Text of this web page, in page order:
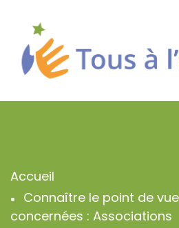
contenu
principal
Fil
d'Ariane
Accueil
Connaître le point de
concernées : Associations